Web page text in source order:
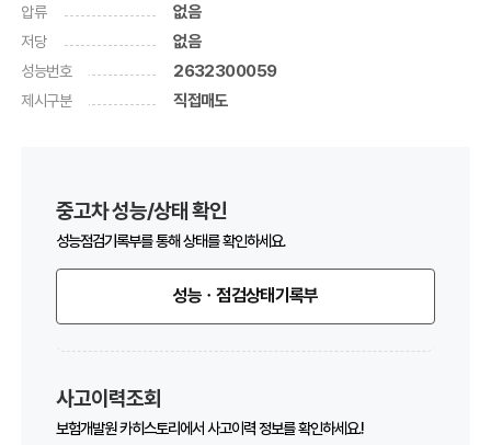
압류 없음
저당 없음
성능번호 2632300059
제시구분 직접매도
중고차 성능/상태 확인
성능점검기록부를 통해 상태를 확인하세요.
성능ㆍ점검상태기록부
사고이력조회
보험개발원 카히스토리에서 사고이력 정보를 확인하세요.!